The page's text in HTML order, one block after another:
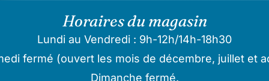
Horaires du magasin
Lundi au Vendredi : 9h-12h/14h-18h30
fermé (ouvert les mois de décembre, juillet et
Dimanche fermé.